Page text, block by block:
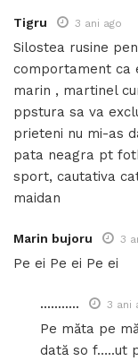
Tigru 3 ani ago
Silostea rusine
comportament ca
marin , martinel
ppstura sa va
prieteni nu mi-as
pata neagra pt
sport, cautativa
maidan
Marin bujoru 3
Pe ei Pe ei Pe ei
........... 3 ani
Pe măta pe
dată so f…..ut